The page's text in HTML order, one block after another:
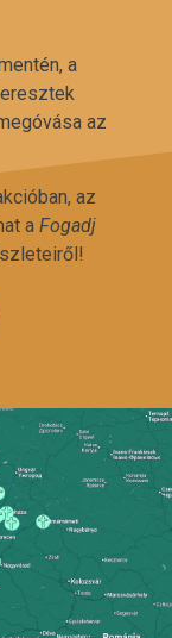
a
az
az
a Fogadj